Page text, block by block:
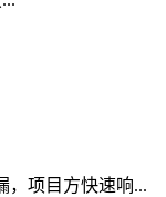
，项目方快速响...